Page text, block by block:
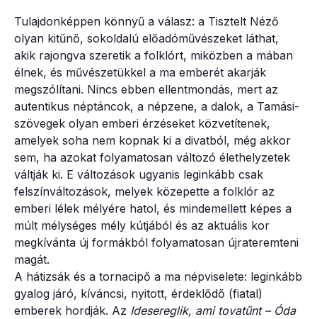
Tulajdonképpen könnyű a válasz: a Tisztelt Néző
olyan kitűnő, sokoldalú előadóművészeket láthat,
akik rajongva szeretik a folklórt, miközben a mában
élnek, és művészetükkel a ma emberét akarják
megszólítani. Nincs ebben ellentmondás, mert az
autentikus néptáncok, a népzene, a dalok, a Tamási-
szövegek olyan emberi érzéseket közvetítenek,
amelyek soha nem kopnak ki a divatból, még akkor
sem, ha azokat folyamatosan változó élethelyzetek
váltják ki. E változások ugyanis leginkább csak
felszínváltozások, melyek közepette a folklór az
emberi lélek mélyére hatol, és mindemellett képes a
múlt mélységes mély kútjából és az aktuális kor
megkívánta új formákból folyamatosan újrateremteni
magát.
A hátizsák és a tornacipő a ma népviselete: leginkább
gyalog járó, kíváncsi, nyitott, érdeklődő (fiatal)
emberek hordják. Az Idesereglik, ami tovatűnt – Óda